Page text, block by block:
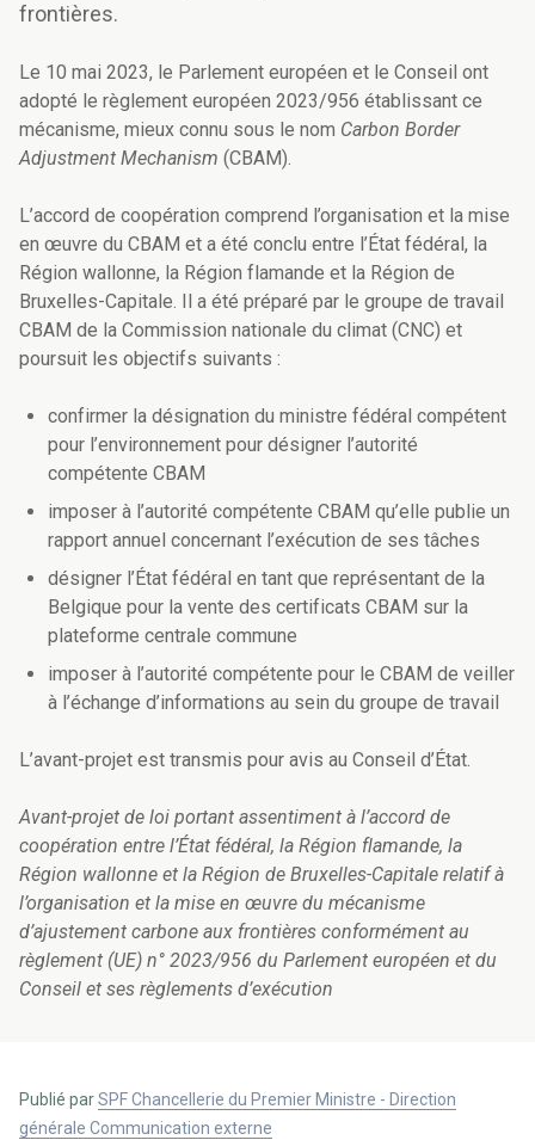
frontières.
Le 10 mai 2023, le Parlement européen et le Conseil ont
adopté le règlement européen 2023/956 établissant ce
mécanisme, mieux connu sous le nom Carbon Border
Adjustment Mechanism (CBAM).
L’accord de coopération comprend l’organisation et la mise
en œuvre du CBAM et a été conclu entre l’État fédéral, la
Région wallonne, la Région flamande et la Région de
Bruxelles-Capitale. Il a été préparé par le groupe de travail
CBAM de la Commission nationale du climat (CNC) et
poursuit les objectifs suivants :
confirmer la désignation du ministre fédéral compétent
pour l’environnement pour désigner l’autorité
compétente CBAM
imposer à l’autorité compétente CBAM qu’elle publie un
rapport annuel concernant l’exécution de ses tâches
désigner l’État fédéral en tant que représentant de la
Belgique pour la vente des certificats CBAM sur la
plateforme centrale commune
imposer à l’autorité compétente pour le CBAM de veiller
à l’échange d’informations au sein du groupe de travail
L’avant-projet est transmis pour avis au Conseil d’État.
Avant-projet de loi portant assentiment à l’accord de
coopération entre l’État fédéral, la Région flamande, la
Région wallonne et la Région de Bruxelles-Capitale relatif à
l’organisation et la mise en œuvre du mécanisme
d’ajustement carbone aux frontières conformément au
règlement (UE) n° 2023/956 du Parlement européen et du
Conseil et ses règlements d’exécution
Publié parSPF Chancellerie du Premier Ministre - Direction
générale Communication externe